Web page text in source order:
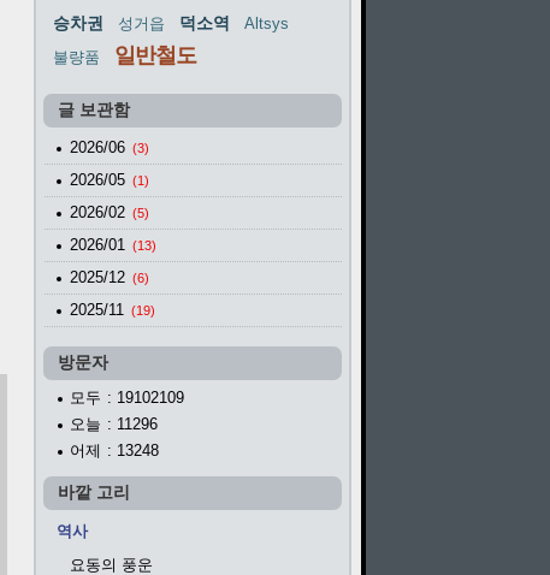
승차권
성거읍 덕소역
Altsys
불량품
일반철도
글 보관함
2026/06 (3)
2026/05 (1)
2026/02 (5)
2026/01 (13)
2025/12 (6)
2025/11 (19)
방문자
모두 : 19102109
오늘 : 11296
어제 : 13248
바깥 고리
역사
요동의 풍운